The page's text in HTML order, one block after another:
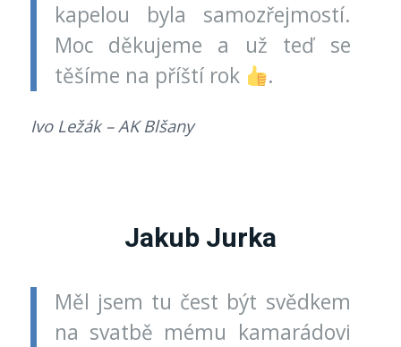
kapelou byla samozřejmostí.
Moc děkujeme a už teď se
těšíme na příští rok
.
Ivo Ležák – AK Blšany
Jakub Jurka
Měl jsem tu čest být svědkem
na svatbě mému kamarádovi